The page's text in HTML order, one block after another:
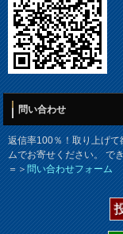
問い合わせ
返信率100％！取り上げ
ムでお寄せください。 で
＝＞問い合わせフォーム